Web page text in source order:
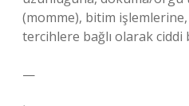
(momme), bitim
tercihlere bağlı olarak ciddi
—